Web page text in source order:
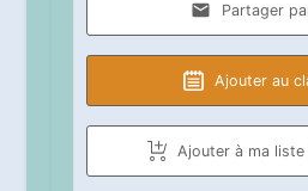
Partager
Ajouter au
Ajouter à ma